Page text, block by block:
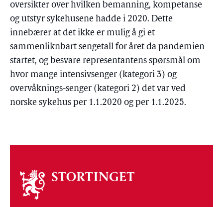
oversikter over hvilken bemanning, kompetanse
og utstyr sykehusene hadde i 2020. Dette
innebærer at det ikke er mulig å gi et
sammenliknbart sengetall for året da pandemien
startet, og besvare representantens spørsmål om
hvor mange intensivsenger (kategori 3) og
overvåknings-senger (kategori 2) det var ved
norske sykehus per 1.1.2020 og per 1.1.2025.
Om
stortinget